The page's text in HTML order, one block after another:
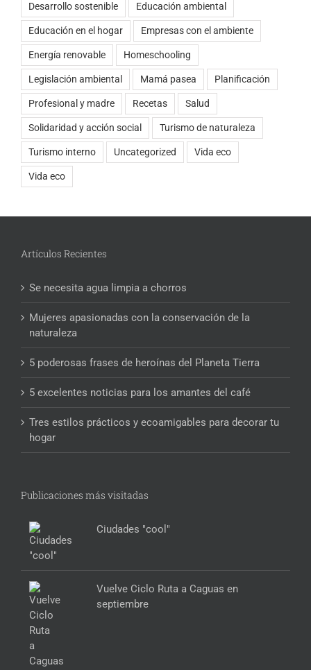
Desarrollo sostenible Educación ambiental
Educación en el hogar Empresas con el ambiente
Energía renovable Homeschooling
Legislación ambiental Mamá pasea Planificación
Profesional y madre Recetas Salud
Solidaridad y acción social Turismo de naturaleza
Turismo interno Uncategorized Vida eco
Vida eco
Artículos Recientes
Se necesita agua limpia a chorros
Mujeres apasionadas con la conservación de la
naturaleza
5 poderosas frases de heroínas del Planeta Tierra
5 excelentes noticias para los amantes del café
Tres estilos prácticos y ecoamigables para decorar tu
hogar
Publicaciones más visitadas
Ciudades "cool"
Vuelve Ciclo Ruta a Caguas en
septiembre